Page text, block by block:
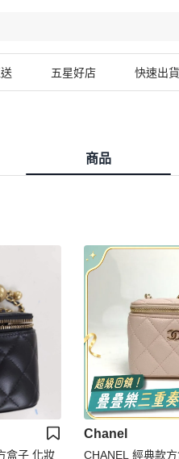
五星好店 快速出貨
商品
盒子 化妝
Chanel
CHANEL 經典款